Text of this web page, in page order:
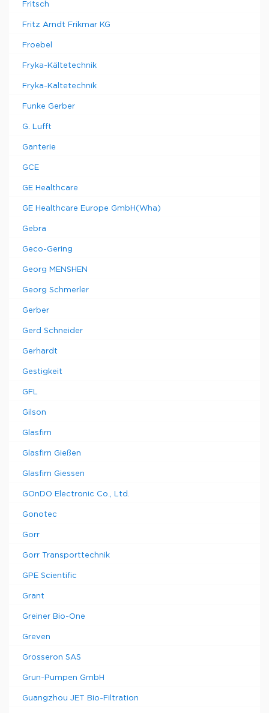
Fritsch
Fritz Arndt Frikmar KG
Froebel
Fryka-Kältetechnik
Fryka-Kaltetechnik
Funke Gerber
G. Lufft
Ganterie
GCE
GE Healthcare
GE Healthcare Europe GmbH(Wha)
Gebra
Geco-Gering
Georg MENSHEN
Georg Schmerler
Gerber
Gerd Schneider
Gerhardt
Gestigkeit
GFL
Gilson
Glasfirn
Glasfirn Gießen
Glasfirn Giessen
GOnDO Electronic Co., Ltd.
Gonotec
Gorr
Gorr Transporttechnik
GPE Scientific
Grant
Greiner Bio-One
Greven
Grosseron SAS
Grun-Pumpen GmbH
Guangzhou JET Bio-Filtration